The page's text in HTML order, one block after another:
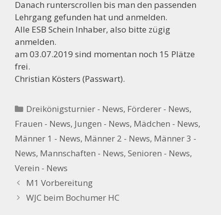
Danach runterscrollen bis man den passenden
Lehrgang gefunden hat und anmelden.
Alle ESB Schein Inhaber, also bitte zügig
anmelden.
am 03.07.2019 sind momentan noch 15 Plätze
frei.
Christian Kösters (Passwart).
Kategorien
Dreikönigsturnier - News, Förderer - News,
Frauen - News, Jungen - News, Mädchen - News,
Männer 1 - News, Männer 2 - News, Männer 3 -
News, Mannschaften - News, Senioren - News,
Verein - News
M1 Vorbereitung
WJC beim Bochumer HC